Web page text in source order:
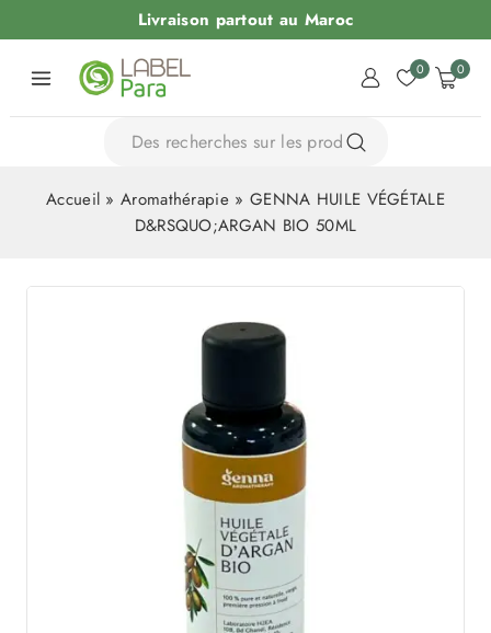
Livraison partout au Maroc
0 0
Accueil »Aromathérapie » GENNA HUILE VÉGÉTALE
D&RSQUO;ARGAN BIO 50ML